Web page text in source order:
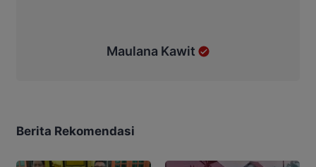
Maulana Kawit
Berita Rekomendasi